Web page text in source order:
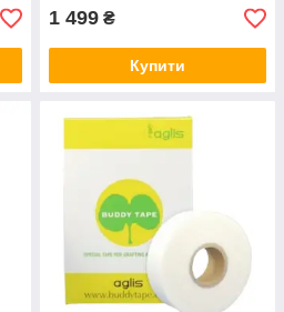
1 499 ₴
Купити